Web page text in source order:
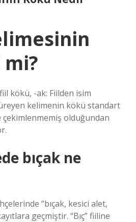
fiil kökü, -ak: Fiilden isim
kelimenin kökü standart
olduğundan
bıçak ne
“bıçak, kesici alet,
geçmiştir. “Bıç” fiiline